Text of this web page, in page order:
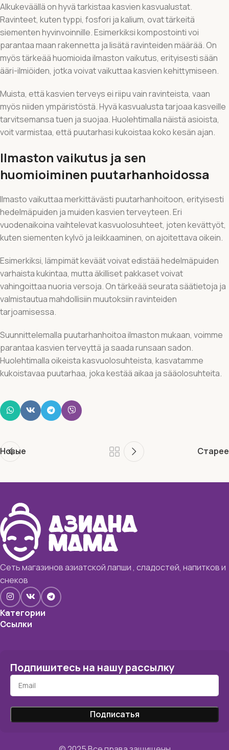
Alkukeväällä on hyvä tarkistaa kasvien kasvualustat.
Ravinteet, kuten typpi, fosfori ja kalium, ovat tärkeitä
siementen hyvinvoinnille. Esimerkiksi kompostointi voi
parantaa maan rakennetta ja lisätä ravinteiden määrää. On
myös tärkeää huomioida ilmaston vaikutus, erityisesti sään
ääri-ilmiöiden, jotka voivat vaikuttaa kasvien kehittymiseen.
Muista, että kasvien terveys ei riipu vain ravinteista, vaan
myös niiden ympäristöstä. Hyvä kasvualusta tarjoaa kasveille
tarvitsemansa tuen ja suojaa. Huolehtimalla näistä asioista,
voit varmistaa, että puutarhasi kukoistaa koko kesän ajan.
Ilmaston vaikutus ja sen
huomioiminen puutarhanhoidossa
Ilmasto vaikuttaa merkittävästi puutarhanhoitoon, erityisesti
hedelmäpuiden ja muiden kasvien terveyteen. Eri
vuodenaikoina vaihtelevat kasvuolosuhteet, joten kevättyöt,
kuten siementen kylvö ja leikkaaminen, on ajoitettava oikein.
Esimerkiksi, lämpimät keväät voivat edistää hedelmäpuiden
varhaista kukintaa, mutta äkilliset pakkaset voivat
vahingoittaa nuoria versoja. On tärkeää seurata säätietoja ja
valmistautua mahdollisiin muutoksiin ravinteiden
tarjoamisessa.
Suunnittelemalla puutarhanhoitoa ilmaston mukaan, voimme
parantaa kasvien terveyttä ja saada runsaan sadon.
Huolehtimalla oikeista kasvuolosuhteista, kasvatamme
kukoistavaa puutarhaa, joka kestää aikaa ja sääolosuhteita.
Новые Старее
Сеть магазинов азиатской лапши , сладостей, напитков и
снеков
Категории
Ссылки
Подпишитесь на нашу рассылку